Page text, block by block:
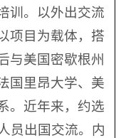
训。以外出交流
项目为载体，搭
与美国密歇根州
国里昂大学、美
。近年来，约选
员出国交流。内